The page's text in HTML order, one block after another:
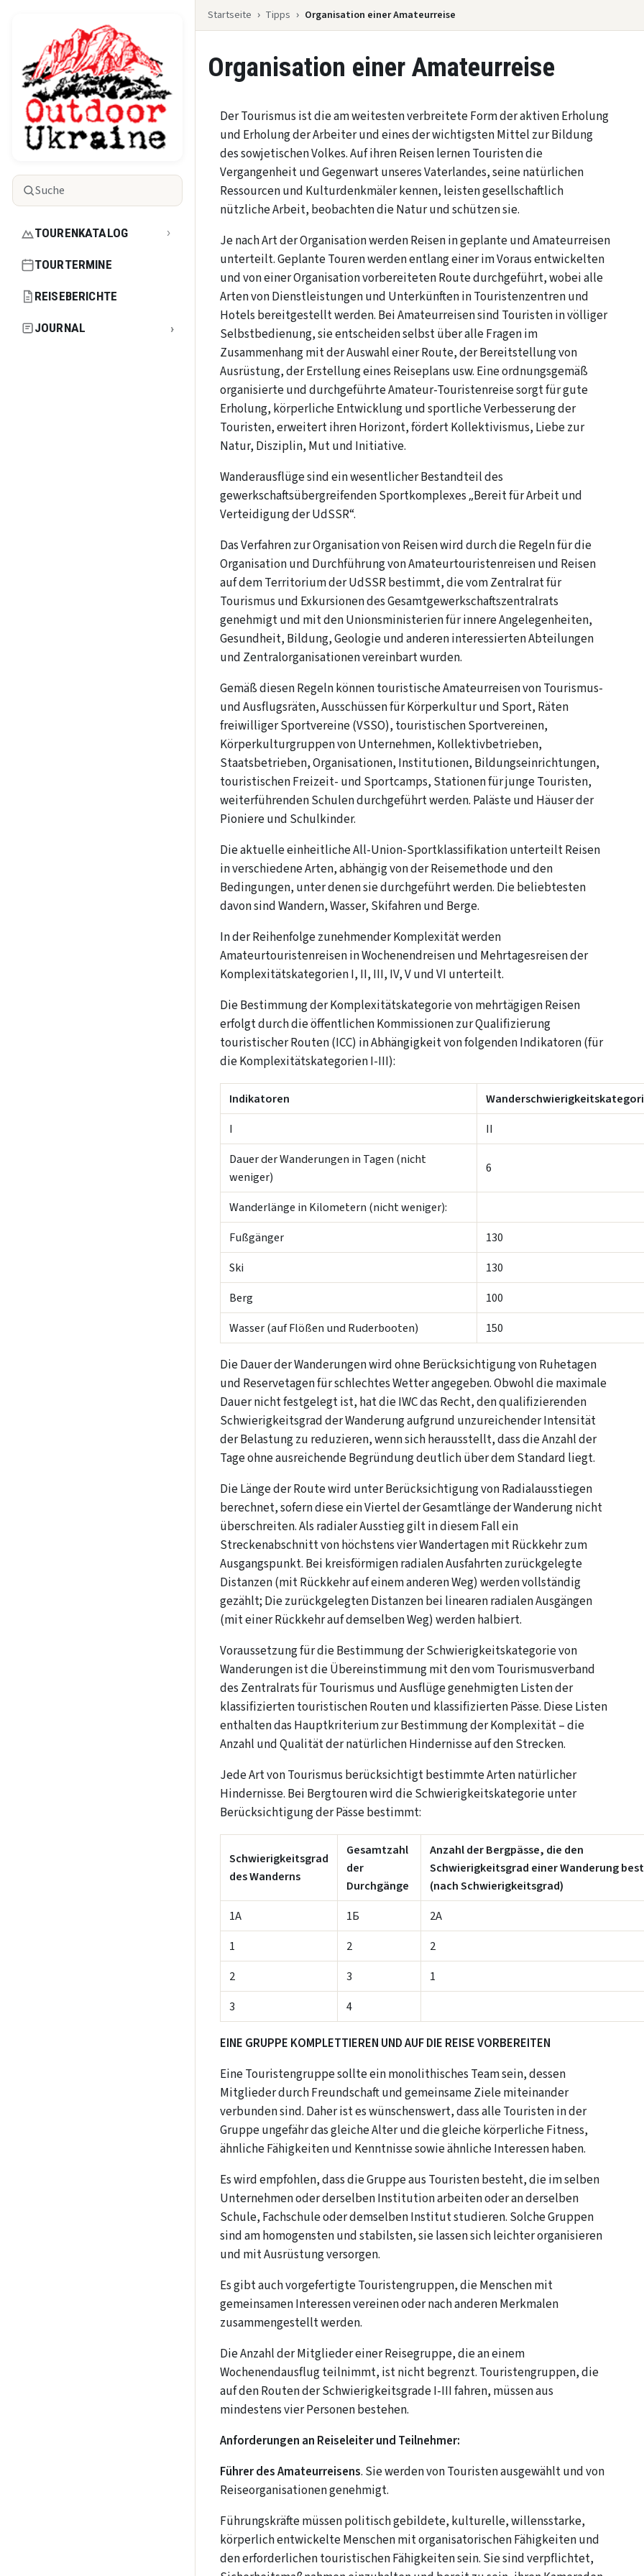
Suche
TOURENKATALOG ›
TOURTERMINE
REISEBERICHTE
JOURNAL ›
Startseite Tipps Organisation einer Amateurreise
Organisation einer Amateurreise
Der Tourismus ist die am weitesten verbreitete Form der aktiven Erholung
und Erholung der Arbeiter und eines der wichtigsten Mittel zur Bildung
des sowjetischen Volkes. Auf ihren Reisen lernen Touristen die
Vergangenheit und Gegenwart unseres Vaterlandes, seine natürlichen
Ressourcen und Kulturdenkmäler kennen, leisten gesellschaftlich
nützliche Arbeit, beobachten die Natur und schützen sie.
Je nach Art der Organisation werden Reisen in geplante und Amateurreisen
unterteilt. Geplante Touren werden entlang einer im Voraus entwickelten
und von einer Organisation vorbereiteten Route durchgeführt, wobei alle
Arten von Dienstleistungen und Unterkünften in Touristenzentren und
Hotels bereitgestellt werden. Bei Amateurreisen sind Touristen in völliger
Selbstbedienung, sie entscheiden selbst über alle Fragen im
Zusammenhang mit der Auswahl einer Route, der Bereitstellung von
Ausrüstung, der Erstellung eines Reiseplans usw. Eine ordnungsgemäß
organisierte und durchgeführte Amateur-Touristenreise sorgt für gute
Erholung, körperliche Entwicklung und sportliche Verbesserung der
Touristen, erweitert ihren Horizont, fördert Kollektivismus, Liebe zur
Natur, Disziplin, Mut und Initiative.
Wanderausflüge sind ein wesentlicher Bestandteil des
gewerkschaftsübergreifenden Sportkomplexes „Bereit für Arbeit und
Verteidigung der UdSSR“.
Das Verfahren zur Organisation von Reisen wird durch die Regeln für die
Organisation und Durchführung von Amateurtouristenreisen und Reisen
auf dem Territorium der UdSSR bestimmt, die vom Zentralrat für
Tourismus und Exkursionen des Gesamtgewerkschaftszentralrats
genehmigt und mit den Unionsministerien für innere Angelegenheiten,
Gesundheit, Bildung, Geologie und anderen interessierten Abteilungen
und Zentralorganisationen vereinbart wurden.
Gemäß diesen Regeln können touristische Amateurreisen von Tourismus-
und Ausflugsräten, Ausschüssen für Körperkultur und Sport, Räten
freiwilliger Sportvereine (VSSO), touristischen Sportvereinen,
Körperkulturgruppen von Unternehmen, Kollektivbetrieben,
Staatsbetrieben, Organisationen, Institutionen, Bildungseinrichtungen,
touristischen Freizeit- und Sportcamps, Stationen für junge Touristen,
weiterführenden Schulen durchgeführt werden. Paläste und Häuser der
Pioniere und Schulkinder.
Die aktuelle einheitliche All-Union-Sportklassifikation unterteilt Reisen
in verschiedene Arten, abhängig von der Reisemethode und den
Bedingungen, unter denen sie durchgeführt werden. Die beliebtesten
davon sind Wandern, Wasser, Skifahren und Berge.
In der Reihenfolge zunehmender Komplexität werden
Amateurtouristenreisen in Wochenendreisen und Mehrtagesreisen der
Komplexitätskategorien I, II, III, IV, V und VI unterteilt.
Die Bestimmung der Komplexitätskategorie von mehrtägigen Reisen
erfolgt durch die öffentlichen Kommissionen zur Qualifizierung
touristischer Routen (ICC) in Abhängigkeit von folgenden Indikatoren (für
die Komplexitätskategorien I-III):
Indikatoren
I
II
Dauer der Wanderungen in Tagen (nicht
weniger)
6
Wanderlänge in Kilometern (nicht weniger):
Fußgänger
130
Ski
130
Berg
100
Wasser (auf Flößen und Ruderbooten)
150
Die Dauer der Wanderungen wird ohne Berücksichtigung von Ruhetagen
und Reservetagen für schlechtes Wetter angegeben. Obwohl die maximale
Dauer nicht festgelegt ist, hat die IWC das Recht, den qualifizierenden
Schwierigkeitsgrad der Wanderung aufgrund unzureichender Intensität
der Belastung zu reduzieren, wenn sich herausstellt, dass die Anzahl der
Tage ohne ausreichende Begründung deutlich über dem Standard liegt.
Die Länge der Route wird unter Berücksichtigung von Radialausstiegen
berechnet, sofern diese ein Viertel der Gesamtlänge der Wanderung nicht
überschreiten. Als radialer Ausstieg gilt in diesem Fall ein
Streckenabschnitt von höchstens vier Wandertagen mit Rückkehr zum
Ausgangspunkt. Bei kreisförmigen radialen Ausfahrten zurückgelegte
Distanzen (mit Rückkehr auf einem anderen Weg) werden vollständig
gezählt; Die zurückgelegten Distanzen bei linearen radialen Ausgängen
(mit einer Rückkehr auf demselben Weg) werden halbiert.
Voraussetzung für die Bestimmung der Schwierigkeitskategorie von
Wanderungen ist die Übereinstimmung mit den vom Tourismusverband
des Zentralrats für Tourismus und Ausflüge genehmigten Listen der
klassifizierten touristischen Routen und klassifizierten Pässe. Diese Listen
enthalten das Hauptkriterium zur Bestimmung der Komplexität – die
Anzahl und Qualität der natürlichen Hindernisse auf den Strecken.
Jede Art von Tourismus berücksichtigt bestimmte Arten natürlicher
Hindernisse. Bei Bergtouren wird die Schwierigkeitskategorie unter
Berücksichtigung der Pässe bestimmt:
Schwierigkeitsgrad
des Wanderns
Gesamtzahl
der
Durchgänge
Anzahl der Bergpässe, die den
Schwierigkeitsgrad einer Wanderung
(nach Schwierigkeitsgrad)
1А
1Б
2А
1
2
2
2
3 1
3
4
EINE GRUPPE KOMPLETTIEREN UND AUF DIE REISE VORBEREITEN
Eine Touristengruppe sollte ein monolithisches Team sein, dessen
Mitglieder durch Freundschaft und gemeinsame Ziele miteinander
verbunden sind. Daher ist es wünschenswert, dass alle Touristen in der
Gruppe ungefähr das gleiche Alter und die gleiche körperliche Fitness,
ähnliche Fähigkeiten und Kenntnisse sowie ähnliche Interessen haben.
Es wird empfohlen, dass die Gruppe aus Touristen besteht, die im selben
Unternehmen oder derselben Institution arbeiten oder an derselben
Schule, Fachschule oder demselben Institut studieren. Solche Gruppen
sind am homogensten und stabilsten, sie lassen sich leichter organisieren
und mit Ausrüstung versorgen.
Es gibt auch vorgefertigte Touristengruppen, die Menschen mit
gemeinsamen Interessen vereinen oder nach anderen Merkmalen
zusammengestellt werden.
Die Anzahl der Mitglieder einer Reisegruppe, die an einem
Wochenendausflug teilnimmt, ist nicht begrenzt. Touristengruppen, die
auf den Routen der Schwierigkeitsgrade I-III fahren, müssen aus
mindestens vier Personen bestehen.
Anforderungen an Reiseleiter und Teilnehmer:
Führer des Amateurreisens. Sie werden von Touristen ausgewählt und von
Reiseorganisationen genehmigt.
Führungskräfte müssen politisch gebildete, kulturelle, willensstarke,
körperlich entwickelte Menschen mit organisatorischen Fähigkeiten und
den erforderlichen touristischen Fähigkeiten sein. Sie sind verpflichtet,